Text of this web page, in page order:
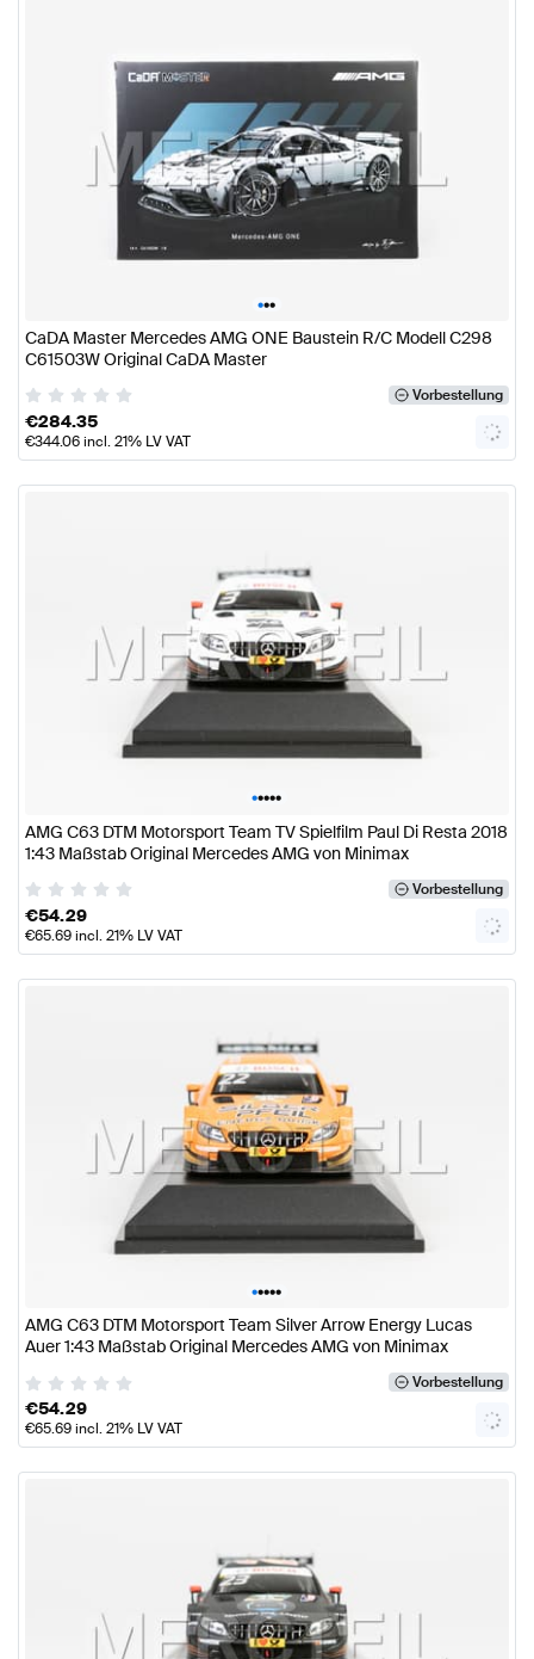
•••
CaDA Master Mercedes AMG ONE Baustein R/C Modell C298
C61503W Original CaDA Master
Vorbestellung
€284.35
€344.06incl. 21% LV VAT
•••••
AMG C63 DTM Motorsport Team TV Spielfilm Paul Di Resta 2018
1:43 Maßstab Original Mercedes AMG von Minimax
Vorbestellung
€54.29
€65.69incl. 21% LV VAT
•••••
AMG C63 DTM Motorsport Team Silver Arrow Energy Lucas
Auer 1:43 Maßstab Original Mercedes AMG von Minimax
Vorbestellung
€54.29
€65.69incl. 21% LV VAT